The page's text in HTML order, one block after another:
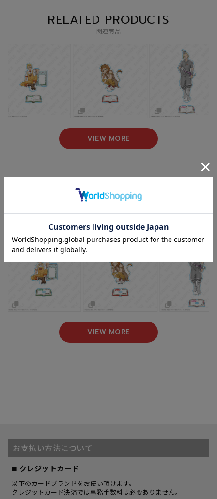
RELATED PRODUCTS
関連商品
VIEW MORE
NEW ARRIVAL
新着商品
VIEW MORE
お支払い方法について
クレジットカード
以下のカードブランドをお使い頂けます。
クレジットカード決済では事務手数料は必要ありません。